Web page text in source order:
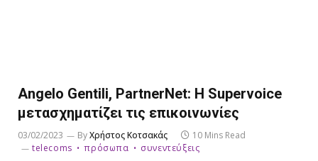
Angelo Gentili, PartnerNet: Η Supervoice
μετασχηματίζει τις επικοινωνίες
03/02/2023 ByΧρήστος Κοτσακάς
10 Mins Read
telecoms
πρόσωπα συνεντεύξεις